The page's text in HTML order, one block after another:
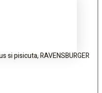
pisicuta, RAVENSBURGER